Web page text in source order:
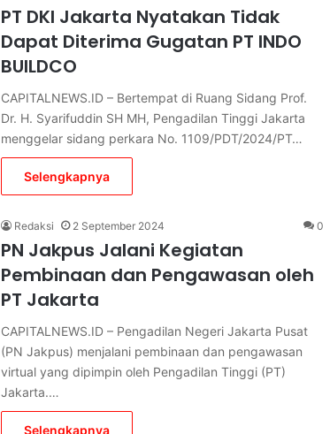
PT DKI Jakarta Nyatakan Tidak
Dapat Diterima Gugatan PT INDO
BUILDCO
CAPITALNEWS.ID – Bertempat di Ruang Sidang Prof.
Dr. H. Syarifuddin SH MH, Pengadilan Tinggi Jakarta
menggelar sidang perkara No. 1109/PDT/2024/PT…
Selengkapnya
Redaksi 2 September 2024 0
PN Jakpus Jalani Kegiatan
Pembinaan dan Pengawasan oleh
PT Jakarta
CAPITALNEWS.ID – Pengadilan Negeri Jakarta Pusat
(PN Jakpus) menjalani pembinaan dan pengawasan
virtual yang dipimpin oleh Pengadilan Tinggi (PT)
Jakarta.…
Selengkapnya